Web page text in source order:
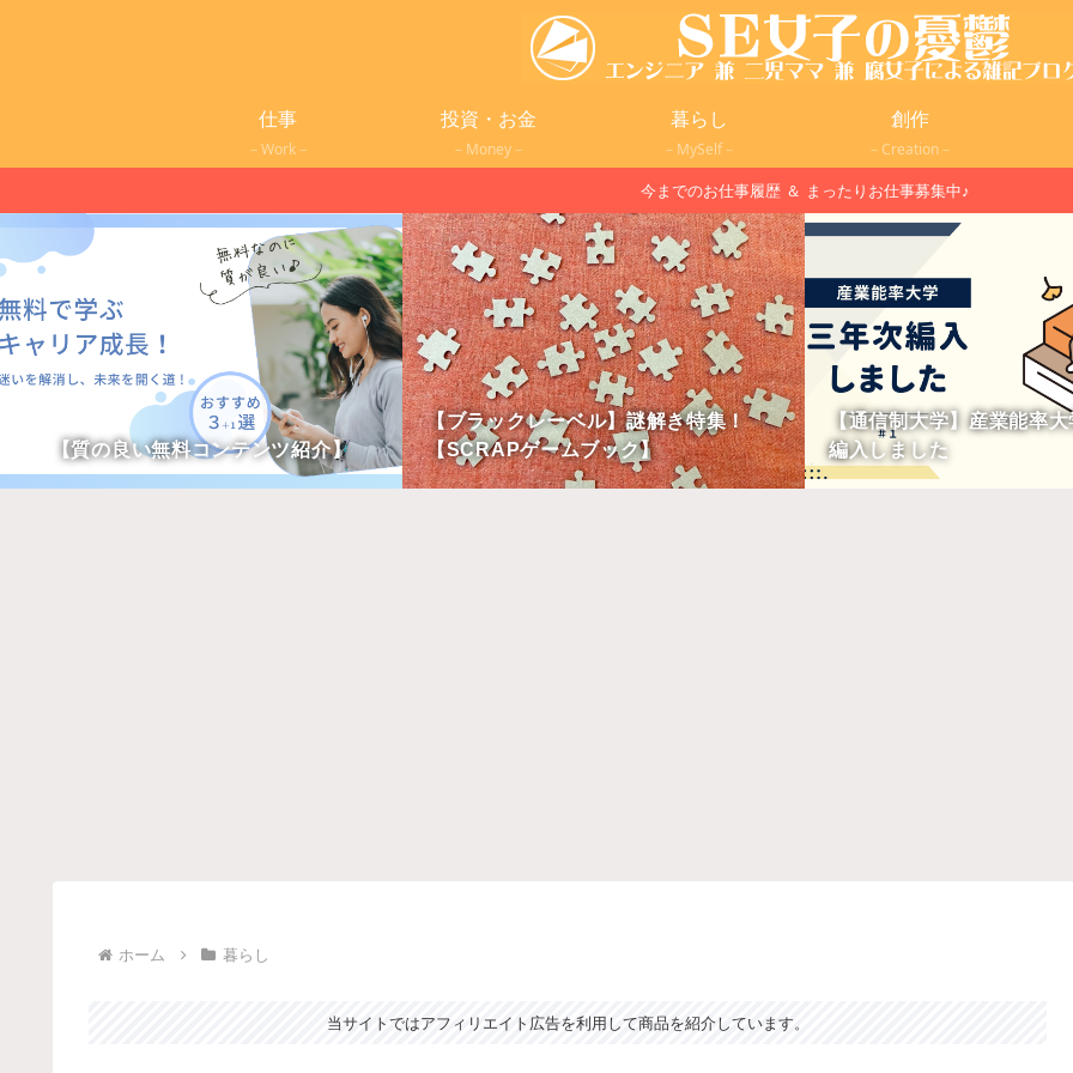
仕事
－Work－
投資・お金
－Money－
暮らし
－MySelf－
創作
－Creation－
今までのお仕事履歴 ＆ まったりお仕事募集中♪
【質の良い無料コンテンツ紹介】
【ブラックレーベル】謎解き特集！
【SCRAPゲームブック】
【通信制大学】産業能率
編入しました
ホーム 暮らし
当サイトではアフィリエイト広告を利用して商品を紹介しています。